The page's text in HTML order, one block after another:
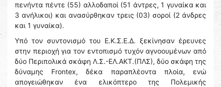
πενήντα πέντε (55) αλλοδαποί (51 άντρες, 1 γυναίκα και
3 ανήλικοι) και ανασύρθηκαν τρεις (03) σοροί (2 άνδρες
και 1 γυναίκα).
Υπό τον συντονισμό του Ε.Κ.Σ.Ε.Δ. ξεκίνησαν έρευνες
στην περιοχή για τον εντοπισμό τυχόν αγνοουμένων από
δύο Περιπολικά σκάφη Λ.Σ.-ΕΛ.ΑΚΤ.(ΠΛΣ), δύο σκάφη της
δύναμης Frontex, δέκα παραπλέοντα πλοία, ενώ
απογειώθηκαν ένα ελικόπτερο της Πολεμικής